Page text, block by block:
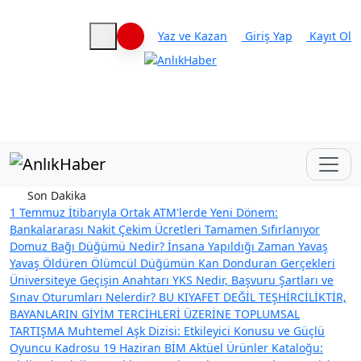
Haberleri keşfet
Yaz ve Kazan Giriş Yap Kayıt Ol
Son Dakika
1 Temmuz İtibarıyla Ortak ATM'lerde Yeni Dönem:
Bankalararası Nakit Çekim Ücretleri Tamamen Sıfırlanıyor
Domuz Bağı Düğümü Nedir? İnsana Yapıldığı Zaman Yavaş
Yavaş Öldüren Ölümcül Düğümün Kan Donduran Gerçekleri
Üniversiteye Geçişin Anahtarı YKS Nedir, Başvuru Şartları ve
Sınav Oturumları Nelerdir? BU KIYAFET DEĞİL TEŞHİRCİLİKTİR,
BAYANLARIN GİYİM TERCİHLERİ ÜZERİNE TOPLUMSAL
TARTIŞMA Muhtemel Aşk Dizisi: Etkileyici Konusu ve Güçlü
Oyuncu Kadrosu 19 Haziran BİM Aktüel Ürünler Kataloğu: